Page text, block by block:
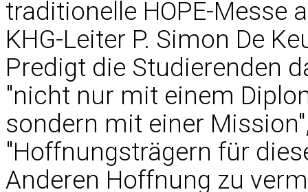
traditionelle HOPE-Messe
KHG-Leiter P. Simon De
Predigt die Studierenden
"nicht nur mit einem
sondern mit einer
"Hoffnungsträgern für
Anderen Hoffnung zu